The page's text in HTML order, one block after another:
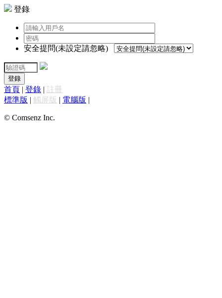
登錄
安全提問(未設定請忽略)
登錄
首頁 | 登錄 | 註冊
標準版 | 觸屏版 | 電腦版 |
© Comsenz Inc.